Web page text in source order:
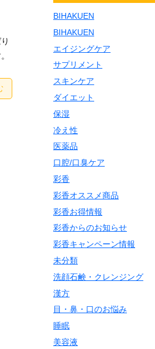
BIHAKUEN
BIHAKUEN
エイジングケア
サプリメント
スキンケア
ダイエット
保湿
冷え性
医薬品
口腔/口臭ケア
彩香
彩香オススメ商品
彩香お得情報
彩香からのお知らせ
彩香キャンペーン情報
未分類
洗顔石鹸・クレンジング
漢方
目・鼻・口のお悩み
睡眠
美容液